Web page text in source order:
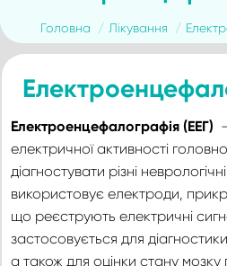
You are here:
Головна Лікування
Електроенцефалографія (ЕЕГ)
електричної активності
діагностувати різні
використовує електроди,
що реєструють електричні
застосовується для
а також для оцінки стану мозку